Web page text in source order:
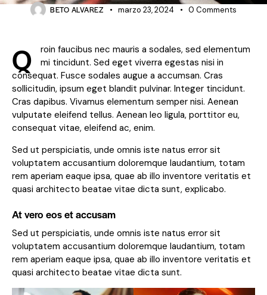
BETO ALVAREZ marzo 23, 2024 0 Comments
Q
roin faucibus nec mauris a sodales, sed elementum
mi tincidunt. Sed eget viverra egestas nisi in
consequat. Fusce sodales augue a accumsan. Cras
sollicitudin, ipsum eget blandit pulvinar. Integer tincidunt.
Cras dapibus. Vivamus elementum semper nisi. Aenean
vulputate eleifend tellus. Aenean leo ligula, porttitor eu,
consequat vitae, eleifend ac, enim.
Sed ut perspiciatis, unde omnis iste natus error sit
voluptatem accusantium doloremque laudantium, totam
rem aperiam eaque ipsa, quae ab illo inventore veritatis et
quasi architecto beatae vitae dicta sunt, explicabo.
At vero eos et accusam
Sed ut perspiciatis, unde omnis iste natus error sit
voluptatem accusantium doloremque laudantium, totam
rem aperiam eaque ipsa, quae ab illo inventore veritatis et
quasi architecto beatae vitae dicta sunt.